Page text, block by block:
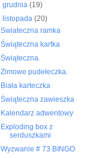
grudnia (19)
listopada (20)
Swiateczna ramka
Świąteczna kartka
Świąteczna.
Zimowe pudełeczka.
Biała karteczka
Świąteczna zawieszka
Kalendarz adwentowy
Exploding box z
serduszkami
Wyzwanie # 73 BINGO